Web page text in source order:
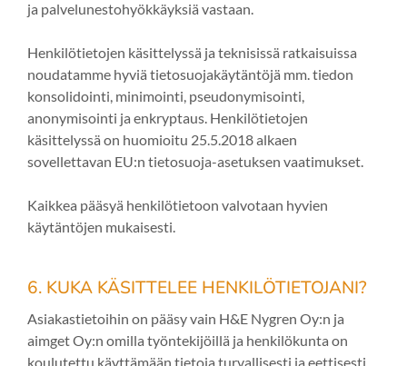
ja palvelunestohyökkäyksiä vastaan.
Henkilötietojen käsittelyssä ja teknisissä ratkaisuissa
noudatamme hyviä tietosuojakäytäntöjä mm. tiedon
konsolidointi, minimointi, pseudonymisointi,
anonymisointi ja enkryptaus. Henkilötietojen
käsittelyssä on huomioitu 25.5.2018 alkaen
sovellettavan EU:n tietosuoja-asetuksen vaatimukset.
Kaikkea pääsyä henkilötietoon valvotaan hyvien
käytäntöjen mukaisesti.
6. KUKA KÄSITTELEE HENKILÖTIETOJANI?
Asiakastietoihin on pääsy vain H&E Nygren Oy:n ja
aimget Oy:n omilla työntekijöillä ja henkilökunta on
koulutettu käyttämään tietoja turvallisesti ja eettisesti.